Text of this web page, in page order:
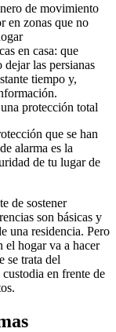
de movimiento
en zonas que no
en casa: que
las persianas
tiempo y,
protección total
que se han
alarma es la
de tu lugar de
de sostener
son básicas y
una residencia. Pero
el hogar va a hacer
se trata del
en frente de